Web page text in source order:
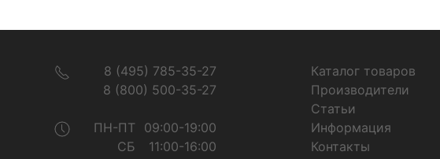
8 (495) 785-35-27
8 (800) 500-35-27
ПН-ПТ
09:00-19:00
СБ
11:00-16:00
Каталог товаров
Производители
Статьи
Информация
Контакты